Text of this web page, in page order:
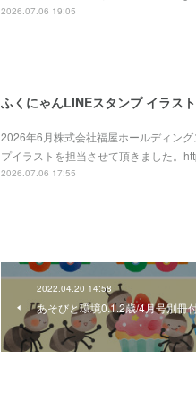
2026.07.06 19:05
ふくにゃんLINEスタンプ イラスト
2026年6月株式会社福屋ホールディン
プイラストを担当させて頂きました。
2026.07.06 17:55
2022.04.20 14:58
あそびと環境0.1.2歳/4月号別冊